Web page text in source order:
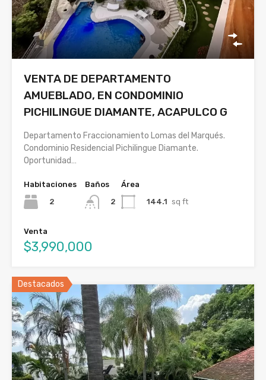
VENTA DE DEPARTAMENTO
AMUEBLADO, EN CONDOMINIO
PICHILINGUE DIAMANTE, ACAPULCO G
Departamento Fraccionamiento Lomas del Marqués.
Condominio Residencial Pichilingue Diamante.
Oportunidad…
Habitaciones
2
Baños
2
Área
144.1 sq ft
Venta
$3,990,000
Destacados